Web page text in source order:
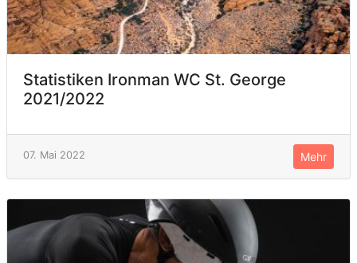
Statistiken Ironman WC St. George
2021/2022
07. Mai 2022 Mehr